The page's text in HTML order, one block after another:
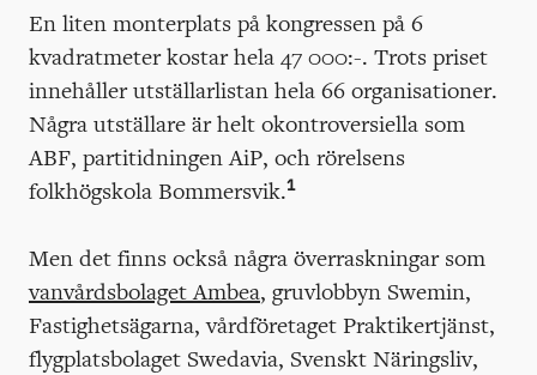
En liten monterplats på kongressen på 6
kvadratmeter kostar hela 47 000:-. Trots priset
innehåller utställarlistan hela 66 organisationer.
Några utställare är helt okontroversiella som
ABF, partitidningen AiP, och rörelsens
folkhögskola Bommersvik.1
Men det finns också några överraskningar som
vanvårdsbolaget Ambea, gruvlobbyn Swemin,
Fastighetsägarna, vårdföretaget Praktikertjänst,
flygplatsbolaget Swedavia, Svenskt Näringsliv,